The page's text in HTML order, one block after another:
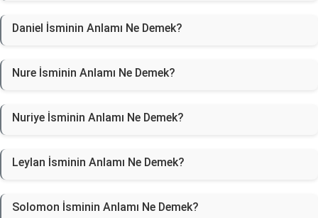
Daniel İsminin Anlamı Ne Demek?
Nure İsminin Anlamı Ne Demek?
Nuriye İsminin Anlamı Ne Demek?
Leylan İsminin Anlamı Ne Demek?
Solomon İsminin Anlamı Ne Demek?